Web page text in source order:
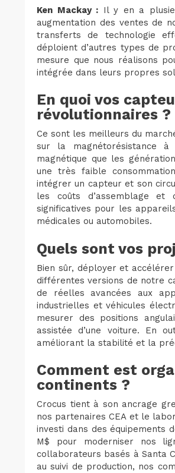
Ken Mackay : Il y en a
augmentation des ventes de
transferts de technologie
déploient d’autres types de
mesure que nous réalisons
intégrée dans leurs propres
En quoi vos
révolutionnaires ?
Ce sont les meilleurs du
sur la magnétorésistance
magnétique que les
une très faible
intégrer un capteur et son
les coûts d’assemblage et
significatives pour les
médicales ou automobiles.
Quels sont vos
Bien sûr, déployer et
différentes versions de notre
de réelles avancées aux
industrielles et véhicules
mesurer des positions
assistée d’une voiture. En
améliorant la stabilité et la
Comment est
continents ?
Crocus tient à son ancrage
nos partenaires CEA et le
investi dans des équipements
M$ pour moderniser nos
collaborateurs basés à Santa
au suivi de production, nos